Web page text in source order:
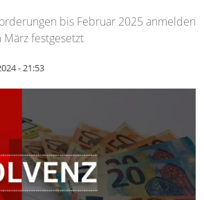
bis Februar 2025 anmelden
festgesetzt
- 21:53